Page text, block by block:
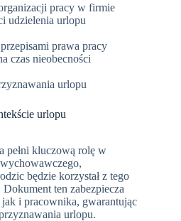
pracy w firmie
udzielenia urlopu
prawa pracy
czas nieobecności
urlopu
urlopu
pełni kluczową rolę w
będzie korzystał z tego
ten zabezpiecza
i pracownika, gwarantując
urlopu.